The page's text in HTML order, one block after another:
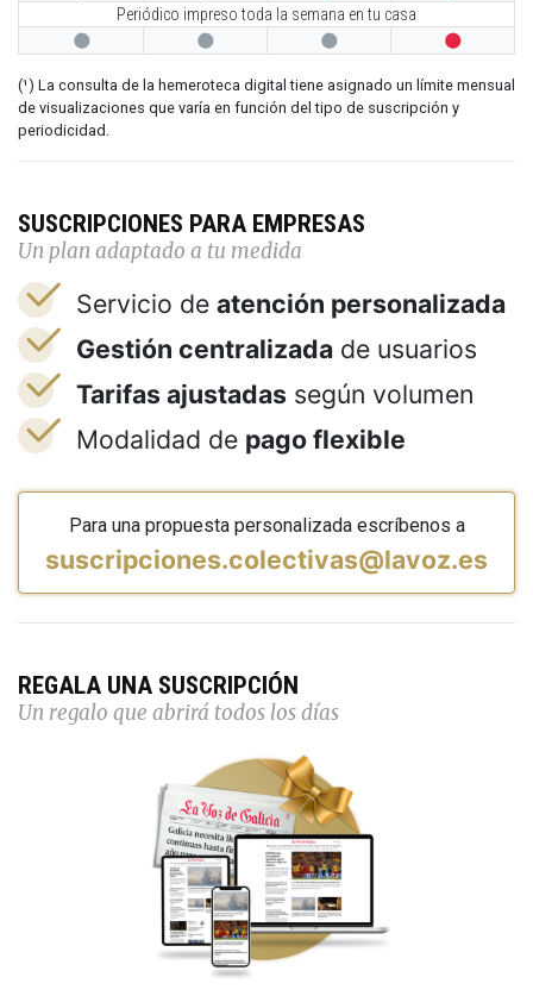
Periódico impreso toda la semana en tu casa
   
(¹) La consulta de la hemeroteca digital tiene asignado un límite mensual
de visualizaciones que varía en función del tipo de suscripción y
periodicidad.
SUSCRIPCIONES PARA EMPRESAS
Un plan adaptado a tu medida
Servicio de atención personalizada
Gestión centralizada de usuarios
Tarifas ajustadas según volumen
Modalidad de pago flexible
Para una propuesta personalizada escríbenos a
suscripciones.colectivas@lavoz.es
REGALA UNA SUSCRIPCIÓN
Un regalo que abrirá todos los días